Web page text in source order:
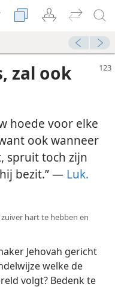
zal ook
hoede voor elke
ook wanneer
spruit toch zijn
bezit.” — Luk.
hart te hebben en
Jehovah gericht
welke de
volgt? Bedenk te